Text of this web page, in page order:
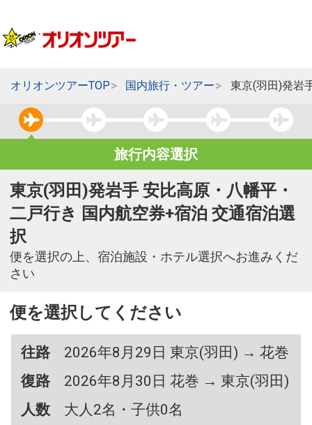
オリオンツアーTOP 国内旅行・ツアー 東京(羽田)発岩
旅行内容選択
東京(羽田)発岩手 安比高原・八幡平・
二戸行き 国内航空券+宿泊 交通宿泊選
択
便を選択の上、宿泊施設・ホテル選択へお進みくだ
さい
便を選択してください
往路
2026年8月29日 東京(羽田) → 花巻
復路
2026年8月30日 花巻 → 東京(羽田)
人数
大人2名・子供0名